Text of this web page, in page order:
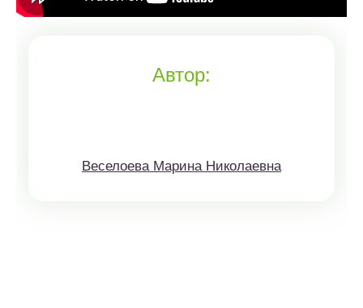
Автор:
Веселоева Марина Николаевна